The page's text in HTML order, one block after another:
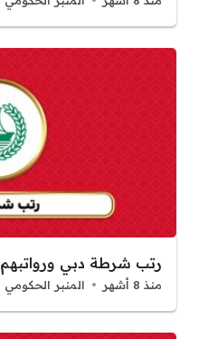
رتب شرطة دبي ورواتبهم 2026
منذ 8 أشهر المنبر الحكومي